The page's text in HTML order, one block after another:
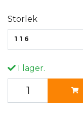
Storlek
116
I lager.